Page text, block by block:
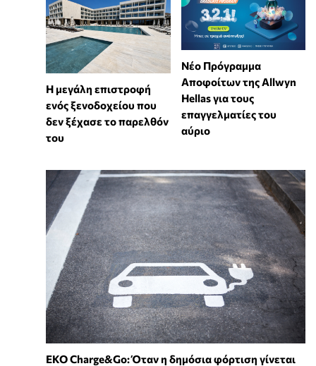
Η μεγάλη επιστροφή
ενός ξενοδοχείου που
δεν ξέχασε το παρελθόν
του
Νέο Πρόγραμμα
Αποφοίτων της Allwyn
Hellas για τους
επαγγελματίες του
αύριο
EKO Charge&Go: Όταν η δημόσια φόρτιση γίνεται